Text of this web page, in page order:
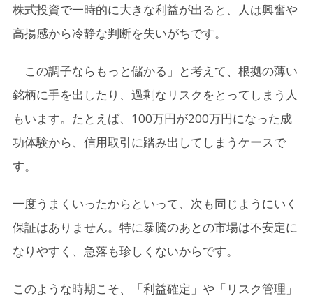
2-3. 品行や人間関係に悪影響も
4-1.
自分の投資目的（例：老後資金、教育資金など）
4-3. 「自分の才能」ではなく「一時的な相場環境だっ
5. まとめ
株式投資で一時的に大きな利益が出ると、人は興奮や
高揚感から冷静な判断を失いがちです。
「この調子ならもっと儲かる」と考えて、根拠の薄い
銘柄に手を出したり、過剰なリスクをとってしまう人
もいます。たとえば、100万円が200万円になった成
功体験から、信用取引に踏み出してしまうケースで
す。
一度うまくいったからといって、次も同じようにいく
保証はありません。特に暴騰のあとの市場は不安定に
なりやすく、急落も珍しくないからです。
このような時期こそ、「利益確定」や「リスク管理」